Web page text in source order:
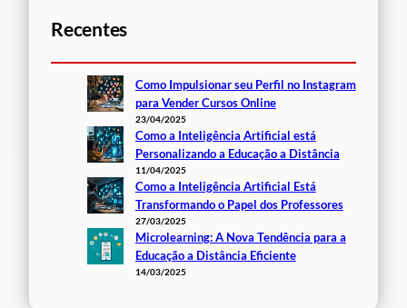
Recentes
Como Impulsionar seu Perfil no Instagram
para Vender Cursos Online
23/04/2025
Como a Inteligência Artificial está
Personalizando a Educação a Distância
11/04/2025
Como a Inteligência Artificial Está
Transformando o Papel dos Professores
27/03/2025
Microlearning: A Nova Tendência para a
Educação a Distância Eficiente
14/03/2025